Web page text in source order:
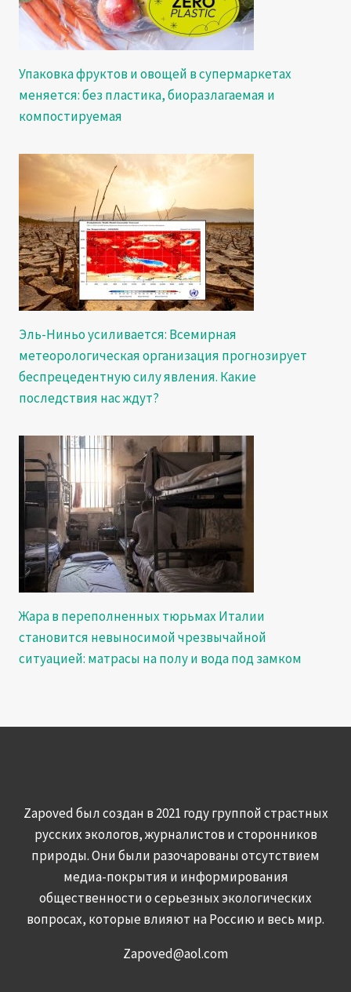
Упаковка фруктов и овощей в супермаркетах
меняется: без пластика, биоразлагаемая и
компостируемая
Эль-Ниньо усиливается: Всемирная
метеорологическая организация прогнозирует
беспрецедентную силу явления. Какие
последствия нас ждут?
Жара в переполненных тюрьмах Италии
становится невыносимой чрезвычайной
ситуацией: матрасы на полу и вода под замком
Zapoved был создан в 2021 году группой страстных
русских экологов, журналистов и сторонников
природы. Они были разочарованы отсутствием
медиа-покрытия и информирования
общественности о серьезных экологических
вопросах, которые влияют на Россию и весь мир.
Zapoved@aol.com